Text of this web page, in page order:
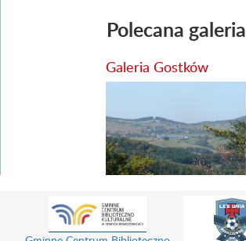
Polecana galeria
Galeria Gostków